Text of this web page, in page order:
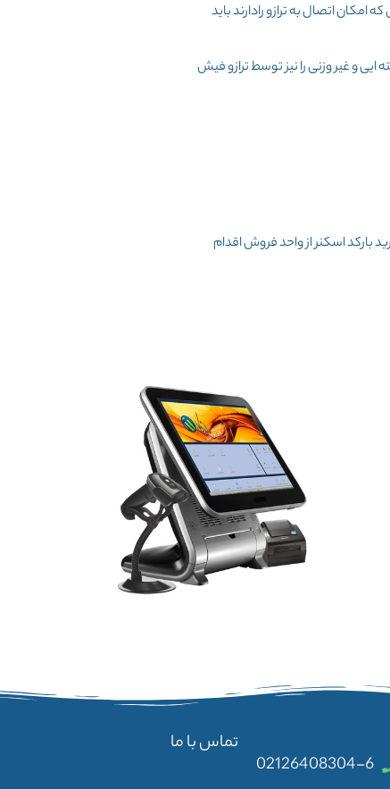
اتصال به ترازو رادارند باید
و غیر وزنی را نیز توسط ترازو فیش
بارکد اسکنر از واحد فروش اقدام
تماس با ما
02126408304-6